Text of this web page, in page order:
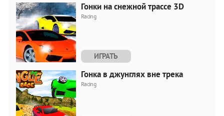
Гонки на снежной трассе 3D
Racing
ИГРАТЬ
Гонка в джунглях вне трека
Racing